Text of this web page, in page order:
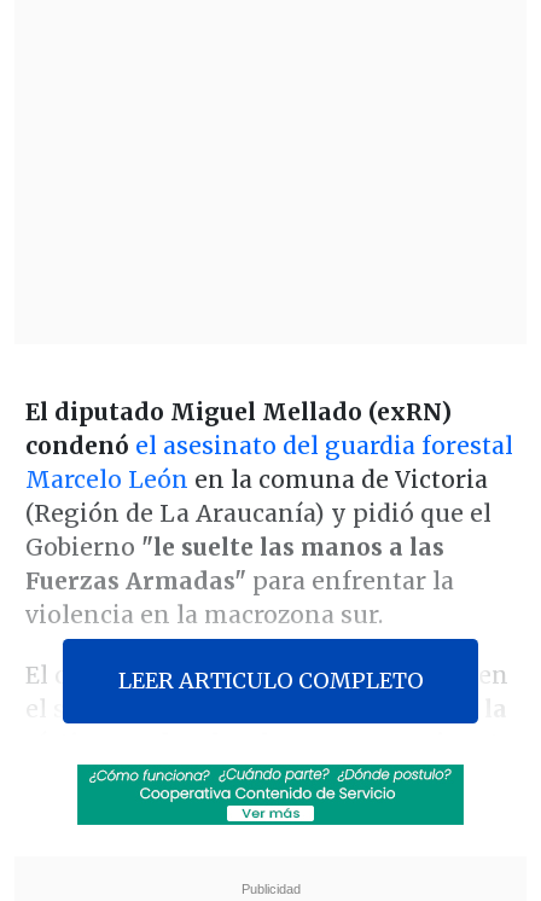
El diputado Miguel Mellado (exRN)
condenó el asesinato del guardia forestal
Marcelo León en la comuna de Victoria
(Región de La Araucanía) y pidió que el
Gobierno "le suelte las manos a las
Fuerzas Armadas" para enfrentar la
violencia en la macrozona sur.
El crimen ocurrió la noche del sábado en
el sector rural de Selva Oscura,
cuando la
para realizar rondas de seguridaden un
predio de la empresa CMPC.
LEER ARTICULO COMPLETO